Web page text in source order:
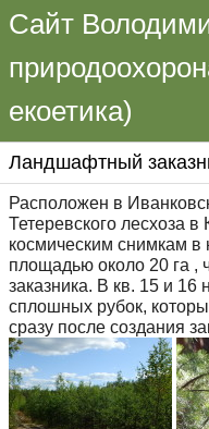
Сайт
екоетика)
Ландшафтный
Расположен в
Тетеревского лесхоза
космическим снимкам
площадью около 20 га ,
заказника. В кв. 15 и
сплошных рубок,
сразу после создания